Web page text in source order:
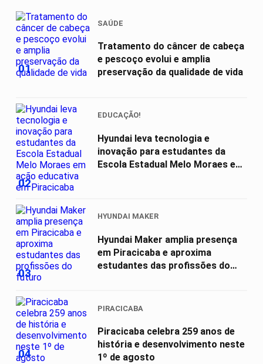
01
SAÚDE
Tratamento do câncer de cabeça
e pescoço evolui e amplia
preservação da qualidade de vida
02
EDUCAÇÃO!
Hyundai leva tecnologia e
inovação para estudantes da
Escola Estadual Melo Moraes em
03
HYUNDAI MAKER
Hyundai Maker amplia presença
em Piracicaba e aproxima
estudantes das profissões do
04
PIRACICABA
Piracicaba celebra 259 anos de
história e desenvolvimento neste
1º de agosto